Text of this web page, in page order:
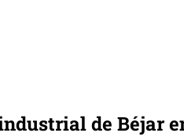
de Béjar